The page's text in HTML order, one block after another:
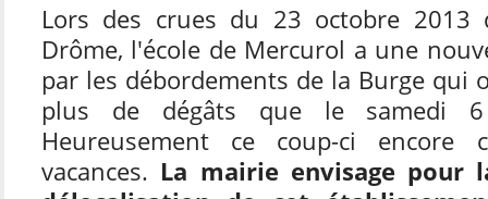
Lors des crues du 23 octobre
Drôme, l'école de Mercurol a une
par les débordements de la Burge qui
plus de dégâts que le samedi 6
Heureusement ce coup-ci
vacances. La mairie envisage pour